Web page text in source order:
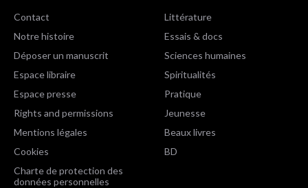
Contact
Notre histoire
Déposer un manuscrit
Espace libraire
Espace presse
Rights and permissions
Mentions légales
Cookies
Charte de protection des
données personnelles
Littérature
Essais & docs
Sciences humaines
Spiritualités
Pratique
Jeunesse
Beaux livres
BD